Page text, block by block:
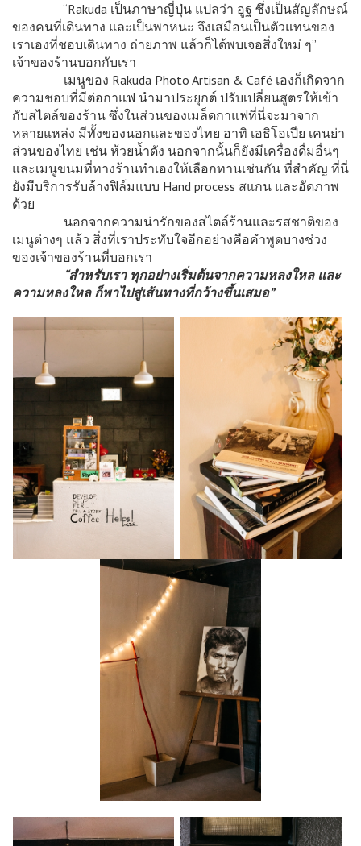
“Rakuda เป็นภาษาญี่ปุ่น แปลว่า อูฐ ซึ่งเป็นสัญลักษณ์
ของคนที่เดินทาง และเป็นพาหนะ จึงเสมือนเป็นตัวแทนของ
เราเองที่ชอบเดินทาง ถ่ายภาพ แล้วก็ได้พบเจอสิ่งใหม่ ๆ”
เจ้าของร้านบอกกับเรา
เมนูของ Rakuda Photo Artisan & Café เองก็เกิดจาก
ความชอบที่มีต่อกาแฟ นำมาประยุกต์ ปรับเปลี่ยนสูตรให้เข้า
กับสไตล์ของร้าน ซึ่งในส่วนของเมล็ดกาแฟที่นี่จะมาจาก
หลายแหล่ง มีทั้งของนอกและของไทย อาทิ เอธิโอเปีย เคนย่า
ส่วนของไทย เช่น ห้วยน้ำดัง นอกจากนั้นก็ยังมีเครื่องดื่มอื่นๆ
และเมนูขนมที่ทางร้านทำเองให้เลือกทานเช่นกัน ที่สำคัญ ที่นี่
ยังมีบริการรับล้างฟิล์มแบบ Hand process สแกน และอัดภาพ
ด้วย
นอกจากความน่ารักของสไตล์ร้านและรสชาติของ
เมนูต่างๆ แล้ว สิ่งที่เราประทับใจอีกอย่างคือคำพูดบางช่วง
ของเจ้าของร้านที่บอกเรา
“สำหรับเรา ทุกอย่างเริ่มต้นจากความหลงใหล และ
ความหลงใหล ก็พาไปสู่เส้นทางที่กว้างขึ้นเสมอ”